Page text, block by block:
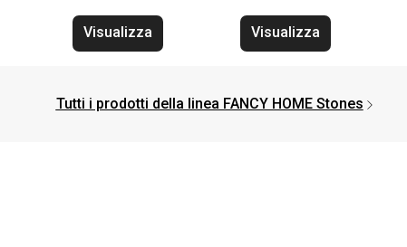
Visualizza Visualizza
Tutti i prodotti della linea FANCY HOME Stones